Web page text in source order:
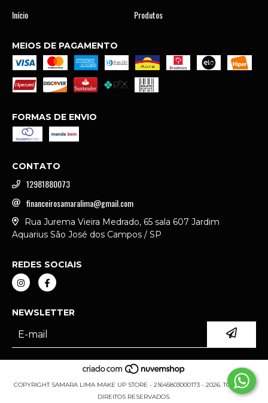
Início Produtos
MEIOS DE PAGAMENTO
FORMAS DE ENVIO
CONTATO
12981880073
financeirosamaralima@gmail.com
Rua Jurema Vieira Medrado, 65 sala 607 Jardim
Aquarius São José dos Campos / SP
REDES SOCIAIS
NEWSLETTER
COPYRIGHT SAMARA LIMA MAKE UP STORE - 21645803000173 - 2026. TODOS OS
DIREITOS RESERVADOS.